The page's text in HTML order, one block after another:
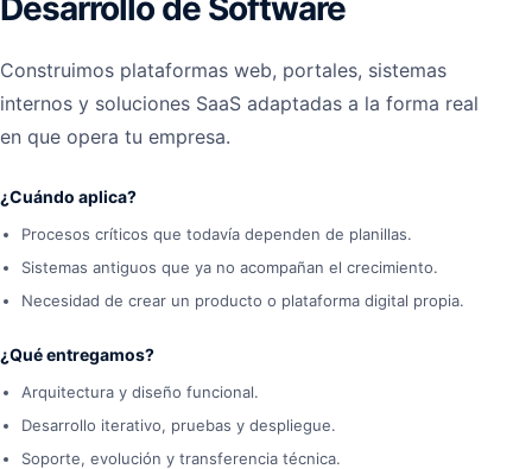
Desarrollo de Software
Construimos plataformas web, portales, sistemas
internos y soluciones SaaS adaptadas a la forma real
en que opera tu empresa.
¿Cuándo aplica?
Procesos críticos que todavía dependen de planillas.
Sistemas antiguos que ya no acompañan el crecimiento.
Necesidad de crear un producto o plataforma digital propia.
¿Qué entregamos?
Arquitectura y diseño funcional.
Desarrollo iterativo, pruebas y despliegue.
Soporte, evolución y transferencia técnica.